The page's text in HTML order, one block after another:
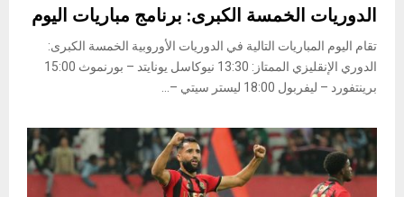
الدوريات الخمسة الكبرى: برنامج مباريات اليوم
تقام اليوم المباريات التالية في الدوريات الأوروبية الخمسة الكبرى:
الدوري الإنقليزي الممتاز: 13:30 نيوكاسل يونايتد – بورنموث 15:00
برينتفورد – ليفربول 18:00 ليستر سيتي –...